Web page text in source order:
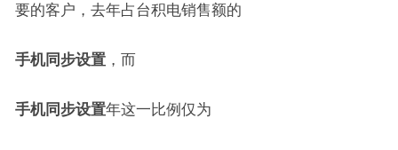
要的客户，去年占台积电销售额的
手机同步设置，而
手机同步设置年这一比例仅为